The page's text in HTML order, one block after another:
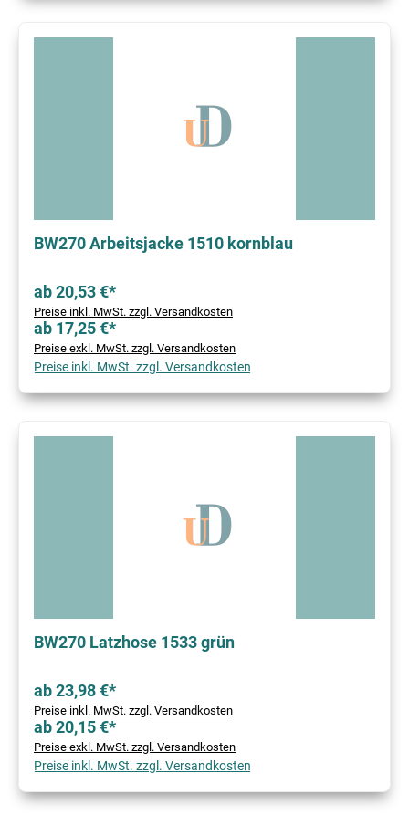
BW270 Arbeitsjacke 1510 kornblau
ab 20,53 €*
Preise inkl. MwSt. zzgl. Versandkosten
ab 17,25 €*
Preise exkl. MwSt. zzgl. Versandkosten
Preise inkl. MwSt. zzgl. Versandkosten
BW270 Latzhose 1533 grün
ab 23,98 €*
Preise inkl. MwSt. zzgl. Versandkosten
ab 20,15 €*
Preise exkl. MwSt. zzgl. Versandkosten
Preise inkl. MwSt. zzgl. Versandkosten